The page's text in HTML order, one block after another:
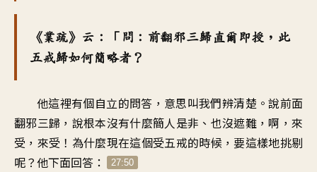
《業疏》云：「問：前翻邪三歸直爾即授，此
五戒歸如何簡略者？
他這裡有個自立的問答，意思叫我們辨清楚。說前面
翻邪三歸，說根本沒有什麼簡人是非、也沒遮難，啊，來
受，來受！為什麼現在這個受五戒的時候，要這樣地挑剔
呢？他下面回答：
27:50